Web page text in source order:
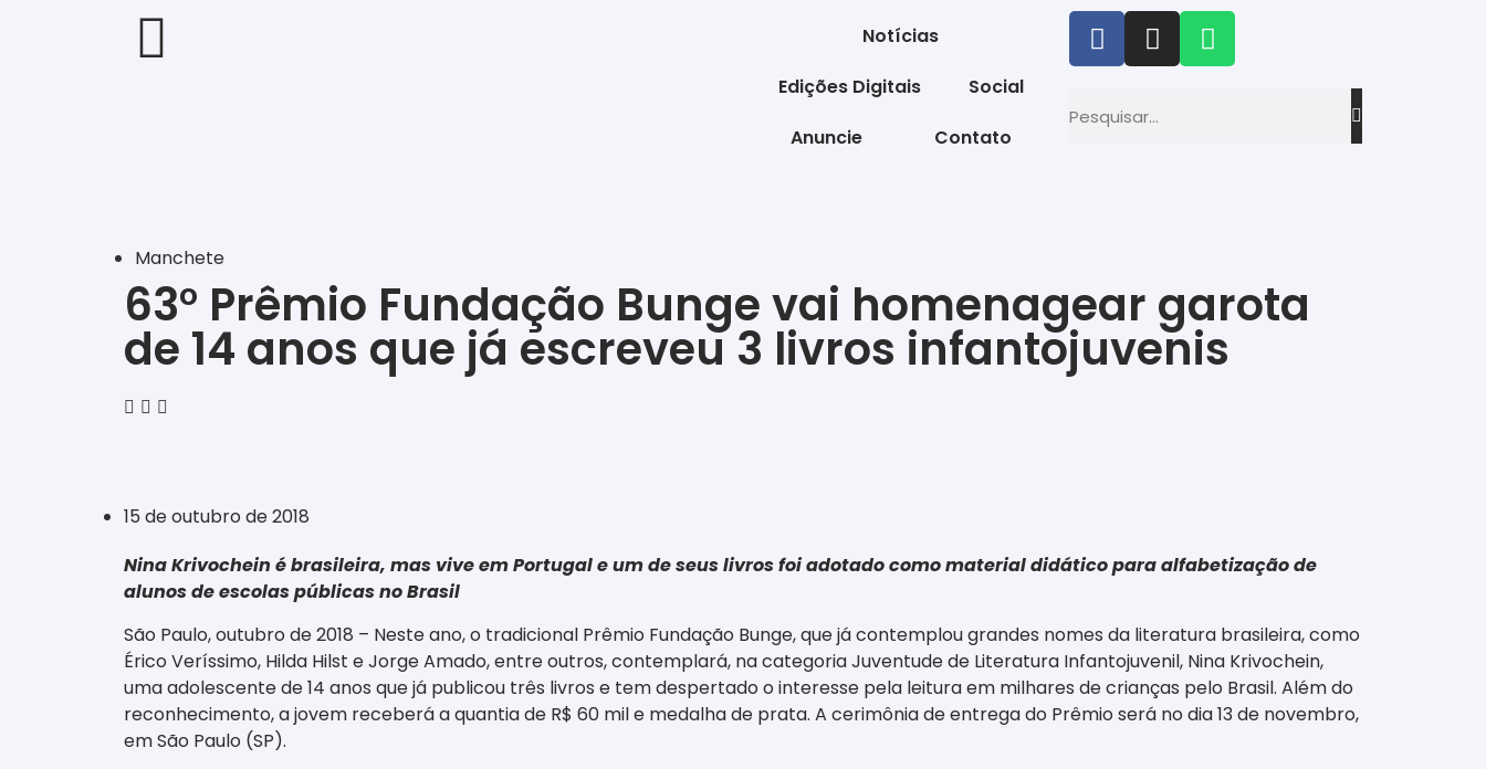
Notícias
Edições Digitais
Social
Anuncie
Contato
Manchete
63° Prêmio Fundação Bunge vai homenagear garota
de 14 anos que já escreveu 3 livros infantojuvenis
15 de outubro de 2018
Nina Krivochein é brasileira, mas vive em Portugal e um de seus livros foi adotado como material didático para alfabetização de
alunos de escolas públicas no Brasil
São Paulo, outubro de 2018 – Neste ano, o tradicional Prêmio Fundação Bunge, que já contemplou grandes nomes da literatura brasileira, como
Érico Veríssimo, Hilda Hilst e Jorge Amado, entre outros, contemplará, na categoria Juventude de Literatura Infantojuvenil, Nina Krivochein,
uma adolescente de 14 anos que já publicou três livros e tem despertado o interesse pela leitura em milhares de crianças pelo Brasil. Além do
reconhecimento, a jovem receberá a quantia de R$ 60 mil e medalha de prata. A cerimônia de entrega do Prêmio será no dia 13 de novembro,
em São Paulo (SP).